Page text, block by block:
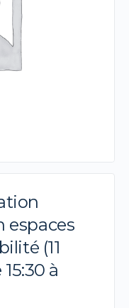
espaces
(11
à